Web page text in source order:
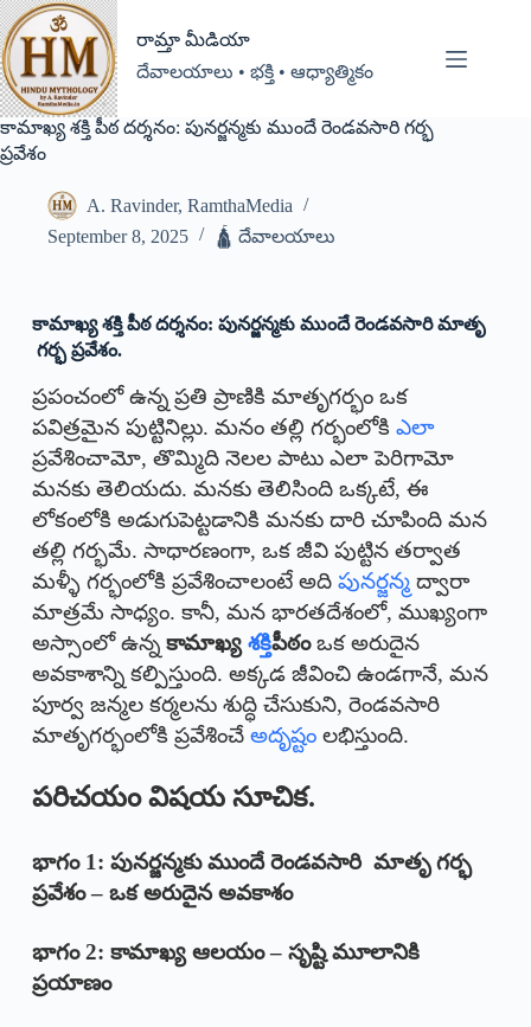
రామ్తా మీడియా
దేవాలయాలు • భక్తి • ఆధ్యాత్మికం
కామాఖ్య శక్తి పీఠ దర్శనం: పునర్జన్మకు ముందే రెండవసారి గర్భ
ప్రవేశం
A. Ravinder, RamthaMedia
September 8, 2025
🛕 దేవాలయాలు
కామాఖ్య శక్తి పీఠ దర్శనం: పునర్జన్మకు ముందే రెండవసారి మాతృ
గర్భ ప్రవేశం.
ప్రపంచంలో ఉన్న ప్రతి ప్రాణికి మాతృగర్భం ఒక
పవిత్రమైన పుట్టినిల్లు. మనం తల్లి గర్భంలోకి ఎలా
ప్రవేశించామో, తొమ్మిది నెలల పాటు ఎలా పెరిగామో
మనకు తెలియదు. మనకు తెలిసింది ఒక్కటే, ఈ
లోకంలోకి అడుగుపెట్టడానికి మనకు దారి చూపింది మన
తల్లి గర్భమే. సాధారణంగా, ఒక జీవి పుట్టిన తర్వాత
మళ్ళీ గర్భంలోకి ప్రవేశించాలంటే అది పునర్జన్మద్వారా
మాత్రమే సాధ్యం. కానీ, మన భారతదేశంలో, ముఖ్యంగా
అస్సాంలో ఉన్న కామాఖ్య శక్తిపీఠంఒక అరుదైన
అవకాశాన్ని కల్పిస్తుంది. అక్కడ జీవించి ఉండగానే, మన
పూర్వ జన్మల కర్మలను శుద్ధి చేసుకుని, రెండవసారి
మాతృగర్భంలోకి ప్రవేశించే అదృష్టంలభిస్తుంది.
పరిచయం విషయ సూచిక.
భాగం 1: పునర్జన్మకు ముందే రెండవసారి మాతృ గర్భ
ప్రవేశం – ఒక అరుదైన అవకాశం
భాగం 2: కామాఖ్య ఆలయం – సృష్టి మూలానికి
ప్రయాణం